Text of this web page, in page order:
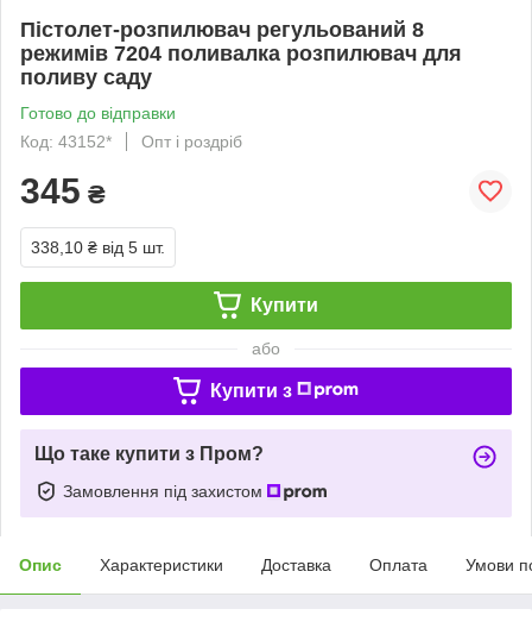
Пістолет-розпилювач регульований 8
режимів 7204 поливалка розпилювач для
поливу саду
Готово до відправки
Код: 43152*
Опт і роздріб
345 ₴
338,10 ₴ від 5 шт.
Купити
або
Купити з
Що таке купити з Пром?
Замовлення під захистом
Опис Характеристики Доставка Оплата Умови